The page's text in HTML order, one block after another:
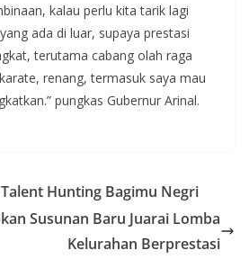
kalau perlu kita tarik lagi
ada di luar, supaya prestasi
terutama cabang olah raga
renang, termasuk saya mau
pungkas Gubernur Arinal.
Hunting Bagimu Negri
Susunan Baru Juarai Lomba
Kelurahan Berprestasi